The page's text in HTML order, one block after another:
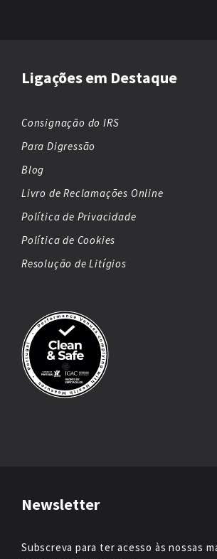
Ligações em Destaque
Consignação do IRS
Para Digressão
Blog
Livro de Reclamações Online
Política de Privacidade
Política de Cookies
Resolução de Litígios
Newsletter
Subscreva para ter acesso às nossas